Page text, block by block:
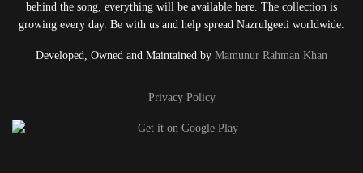
behind the song, everything will be available here. The collection is
growing every day. Be with us and help spread Nazrulgeeti worldwide.
Developed, Owned and Maintained by Mamunur Rahman Khan
Privacy Policy